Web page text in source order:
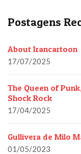
Postagens
About Irancartoon
17/07/2025
The Queen of
Shock Rock
17/04/2025
Gullivera de Milo
01/05/2023